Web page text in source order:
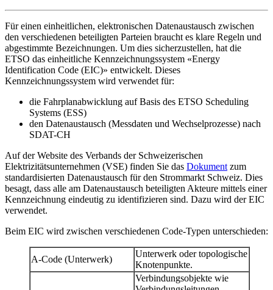
Für einen einheitlichen, elektronischen Datenaustausch zwischen
den verschiedenen beteiligten Parteien braucht es klare Regeln und
abgestimmte Bezeichnungen. Um dies sicherzustellen, hat die
ETSO das einheitliche Kennzeichnungssystem «Energy
Identification Code (EIC)» entwickelt. Dieses
Kennzeichnungssystem wird verwendet für:
die Fahrplanabwicklung auf Basis des ETSO Scheduling
Systems (ESS)
den Datenaustausch (Messdaten und Wechselprozesse) nach
SDAT-CH
Auf der Website des Verbands der Schweizerischen
Elektrizitätsunternehmen (VSE) finden Sie das Dokument zum
standardisierten Datenaustausch für den Strommarkt Schweiz. Dies
besagt, dass alle am Datenaustausch beteiligten Akteure mittels einer
Kennzeichnung eindeutig zu identifizieren sind. Dazu wird der EIC
verwendet.
Beim EIC wird zwischen verschiedenen Code-Typen unterschieden:
A-Code (Unterwerk)
Unterwerk oder topologische
Knotenpunkte.
Verbindungsobjekte wie